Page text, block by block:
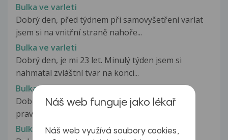
Bulka ve varleti
Dobrý den, před týdnem při samovyšetření varlat
jsem si na vnitřní straně nahoře...
Bulka ve varleti
Dobrý den, je mi 23 let. Minulý týden jsem si
nahmatal zvláštní tvar na konci...
Bulka ve varleti
Dobrý den je mi 14 let a našel jsem si bulka na
pravém varleti. Je nahmatatelná...
Bulka ve varleti
Náš web funguje jako lékař
Náš web využívá soubory cookies,